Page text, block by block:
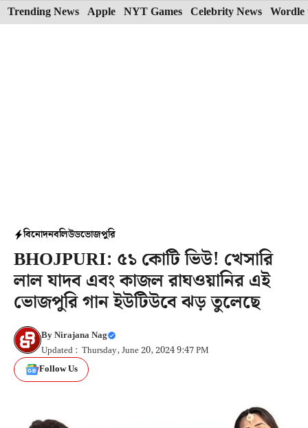
Skip
to
Trending News Apple NYT Games Celebrity News Wordle
বিনোদনবলিউডভোজপুরি
BHOJPURI: ৫১ কোটি ভিউ! খেসারি
লাল যাদব এবং কাজল রাঘওয়ানির এই
ভোজপুরি গান ইউটিউবে ঝড় তুলেছে
ByNirajana Nag
Updated : Thursday, June 20, 2024 9:47 PM
Follow Us